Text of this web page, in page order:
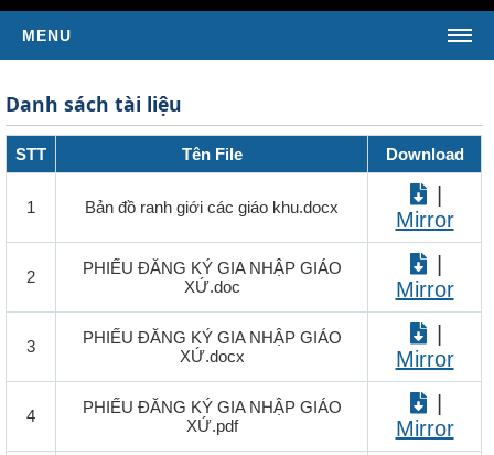
MENU
TIN TỨC
Tin Giáo Hội Hoàn Vũ
Tin Tổng Hợp
SÁCH TÂN ƯỚC
Kinh Thánh Tân Ước (Bản dịch của LM Nguyễn Thế
Thuấn)
Kinh Thánh Tân Ước (Bản dịch Việt ngữ của Nhóm Phiên
Dịch Các Giờ Kinh Phụng Vụ)
Danh sách tài liệu
STT Tên File Download
1 Bản đồ ranh giới các giáo khu.docx
Mirror
2
PHIẾU ĐĂNG KÝ GIA NHẬP GIÁO
XỨ.doc
Mirror
3
PHIẾU ĐĂNG KÝ GIA NHẬP GIÁO
XỨ.docx
Mirror
4
PHIẾU ĐĂNG KÝ GIA NHẬP GIÁO
XỨ.pdf
Mirror